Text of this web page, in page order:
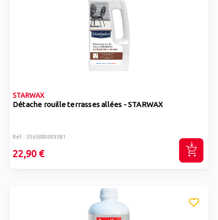
STARWAX
Détache rouille terrasses allées - STARWAX
Réf : 3365000003381
22,90 €